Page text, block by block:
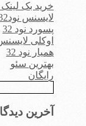
خرید بک لینک behtarinbacklink.com
لایسنس نود32
پسورد نود 32
اوکلی لایسنس
همیار نود 32
بهترین سئو
رایگان
آخرین